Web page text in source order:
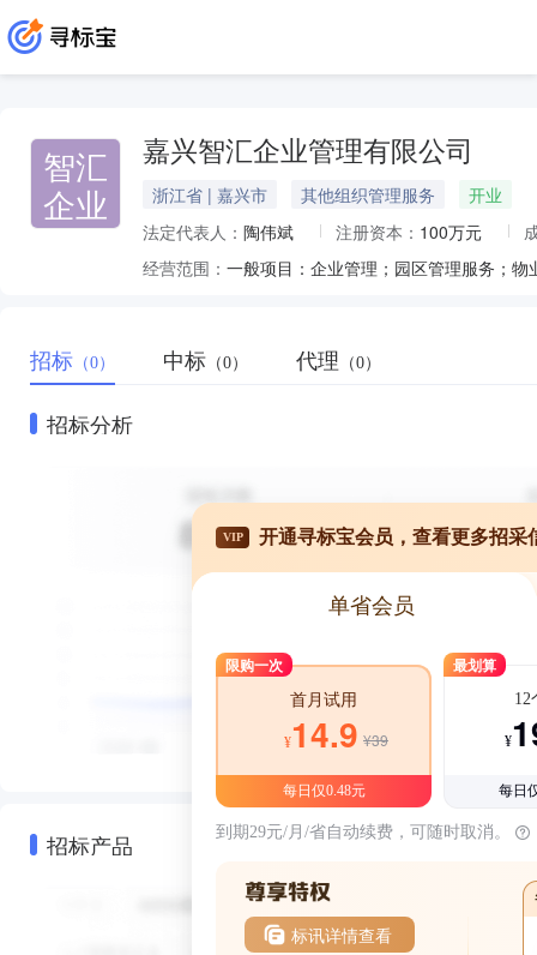
智汇
企业
嘉兴智汇企业管理有限公司
浙江省 | 嘉兴市 其他组织管理服务
开业
法定代表人： 陶伟斌 注册资本： 100万元
经营范围：
招标 （0） 中标 （0） 代理 （0）
招标分析
招标产品
VIP 开通寻标宝会员，查看更多招采
单省会员
限购一次
首月试用
¥14.9 ¥39
每日仅0.48元
最划算
12
¥
每日
到期29元/月/省自动续费，可随时取消。
标讯详情查看